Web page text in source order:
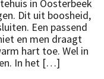
in Oosterbeek
Dit uit boosheid,
Een passend
en men draagt
hart toe. Wel in
In het […]